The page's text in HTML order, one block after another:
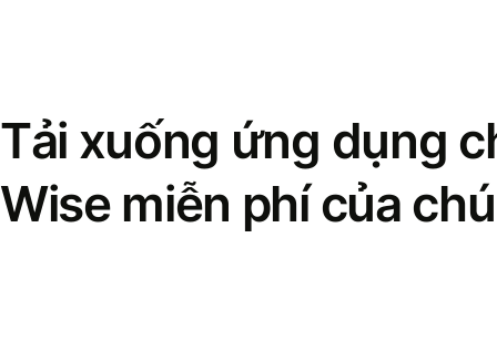
Tải xuống ứng dụng
Wise miễn phí của